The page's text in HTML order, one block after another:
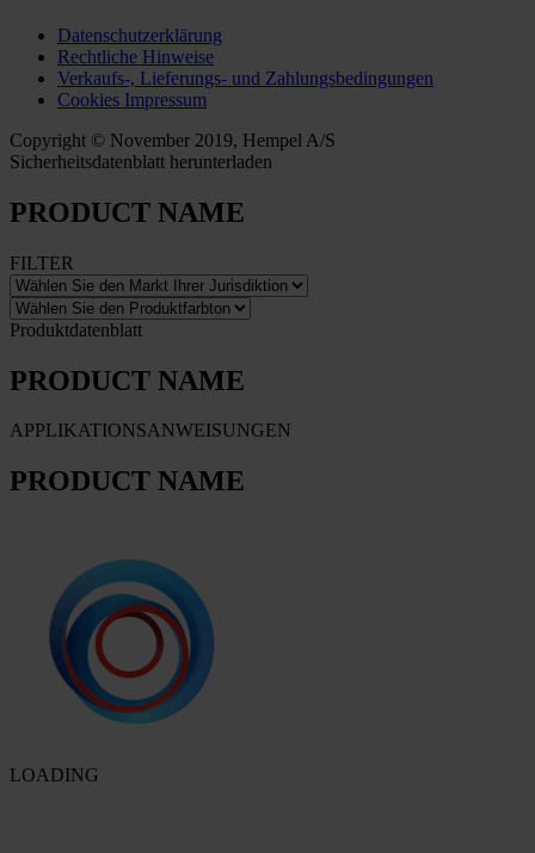
Datenschutzerklärung
Rechtliche Hinweise
Verkaufs-, Lieferungs- und Zahlungsbedingungen
Cookies Impressum
Copyright © November 2019, Hempel A/S
Sicherheitsdatenblatt herunterladen
PRODUCT NAME
FILTER
Produktdatenblatt
PRODUCT NAME
APPLIKATIONSANWEISUNGEN
PRODUCT NAME
LOADING